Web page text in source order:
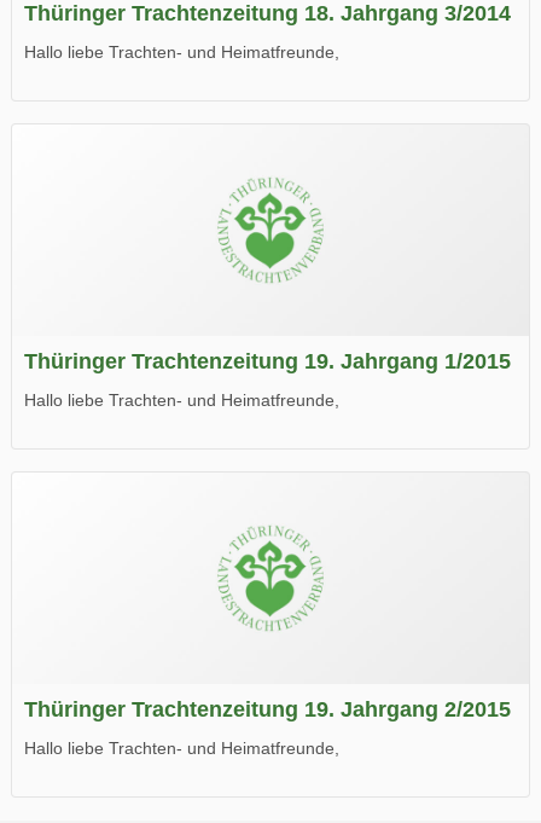
Thüringer Trachtenzeitung 18. Jahrgang 3/2014
Hallo liebe Trachten- und Heimatfreunde,
Wir wünschen Euch viel Spaß beim Lesen.
Thüringer Trachtenzeitung 19. Jahrgang 1/2015
Hallo liebe Trachten- und Heimatfreunde,
Wir wünschen Euch viel Spaß beim Lesen.
Thüringer Trachtenzeitung 19. Jahrgang 2/2015
Hallo liebe Trachten- und Heimatfreunde,